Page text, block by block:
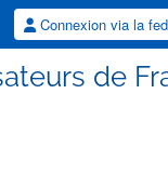
Connexion via la
de